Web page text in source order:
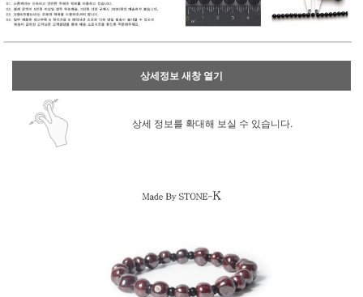
상세정보 새창 열기
상세 정보를 확대해 보실 수 있습니다.